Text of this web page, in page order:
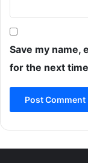
Save my name,
for the next